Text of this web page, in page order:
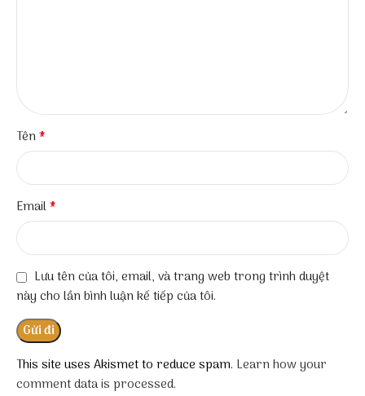
Tên*
Email*
Lưu tên của tôi, email, và trang web trong trình duyệt
này cho lần bình luận kế tiếp của tôi.
This site uses Akismet to reduce spam. Learn how your
comment data is processed.